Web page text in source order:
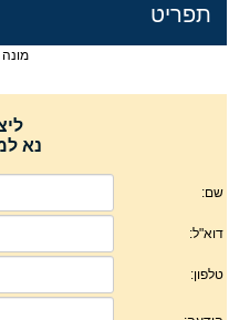
תפריט
מונה
נא